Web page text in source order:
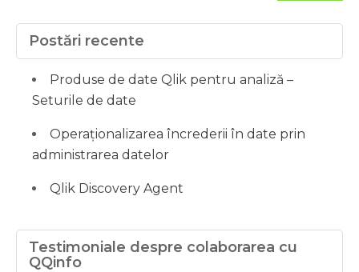
Postări recente
Produse de date Qlik pentru analiză –
Seturile de date
Operaționalizarea încrederii în date prin
administrarea datelor
Qlik Discovery Agent
Testimoniale despre colaborarea cu
QQinfo